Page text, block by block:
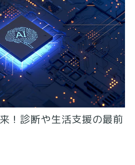
！診断や生活支援の最前